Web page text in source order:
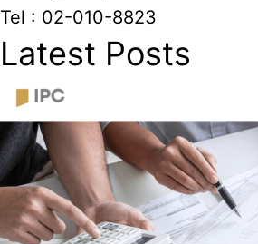
Tel : 02-010-8823
Latest Posts